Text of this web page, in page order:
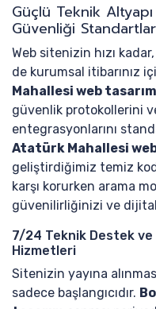
Güçlü Teknik
Güvenliği
Web sitenizin hızı
de kurumsal itibarınız
Mahallesi web tasarım
güvenlik protokollerini
entegrasyonlarını
Atatürk Mahallesi
geliştirdiğimiz temiz
karşı korurken arama
güvenilirliğinizi ve
7/24 Teknik Destek ve
Hizmetleri
Sitenizin yayına
sadece başlangıcıdır.